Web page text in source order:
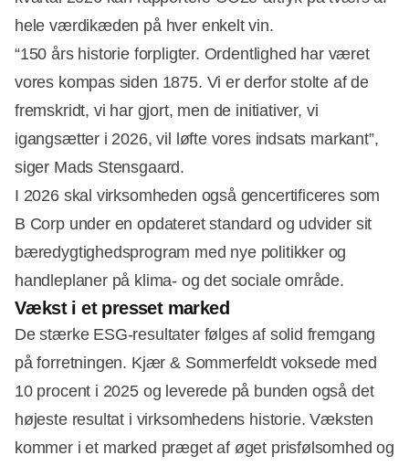
hele værdikæden på hver enkelt vin.
“150 års historie forpligter. Ordentlighed har været
vores kompas siden 1875. Vi er derfor stolte af de
fremskridt, vi har gjort, men de initiativer, vi
igangsætter i 2026, vil løfte vores indsats markant”,
siger Mads Stensgaard.
I 2026 skal virksomheden også gencertificeres som
B Corp under en opdateret standard og udvider sit
bæredygtighedsprogram med nye politikker og
handleplaner på klima- og det sociale område.
Vækst i et presset marked
De stærke ESG-resultater følges af solid fremgang
på forretningen. Kjær & Sommerfeldt voksede med
10 procent i 2025 og leverede på bunden også det
højeste resultat i virksomhedens historie. Væksten
kommer i et marked præget af øget prisfølsomhed og